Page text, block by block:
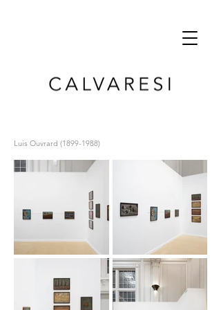
Luis Ouvrard (1899-1988)